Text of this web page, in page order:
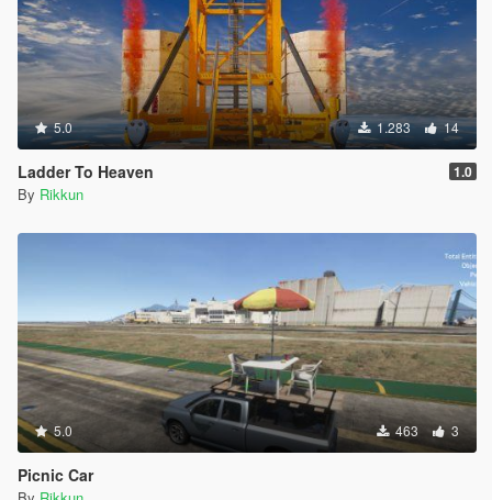
5.0 1.283 14
Ladder To Heaven 1.0
By Rikkun
5.0 463 3
Picnic Car